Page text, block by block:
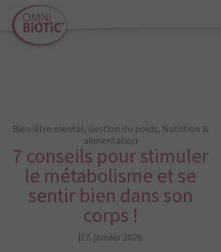
Bien-être mental, Gestion du poids, Nutrition &
alimentation
7 conseils pour stimuler
le métabolisme et se
sentir bien dans son
corps !
27. janvier 2026